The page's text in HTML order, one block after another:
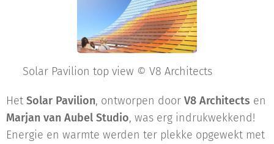
📸 Solar Pavilion top view © V8 Architects
Het Solar Pavilion, ontworpen door V8 Architects en
Marjan van Aubel Studio, was erg indrukwekkend!
Energie en warmte werden ter plekke opgewekt met